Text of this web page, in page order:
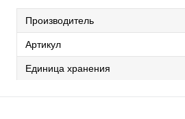
Производитель
Артикул
Единица хранения